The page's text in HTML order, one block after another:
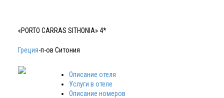
«PORTO CARRAS SITHONIA» 4*
Греция-п-ов Ситония
Описание отеля
Услуги в отеле
Описание номеров